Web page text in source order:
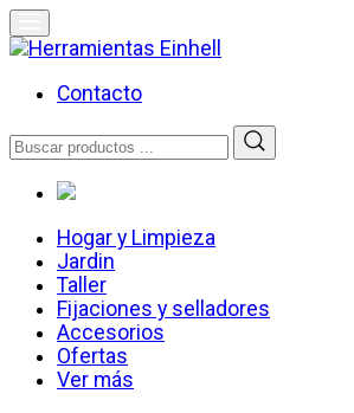
Skip
to
Herramientas Einhell
Distribuidor Oficial
Contacto
Buscar
por:
Hogar y Limpieza
Jardin
Taller
Fijaciones y selladores
Accesorios
Ofertas
Ver más